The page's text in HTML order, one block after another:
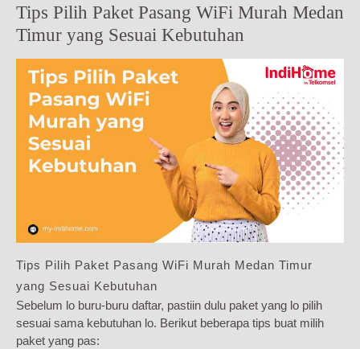
Tips Pilih Paket Pasang WiFi Murah Medan
Timur yang Sesuai Kebutuhan
Tips Pilih Paket Pasang WiFi Murah Medan Timur
yang Sesuai Kebutuhan
Sebelum lo buru-buru daftar, pastiin dulu paket yang lo pilih
sesuai sama kebutuhan lo. Berikut beberapa tips buat milih
paket yang pas: